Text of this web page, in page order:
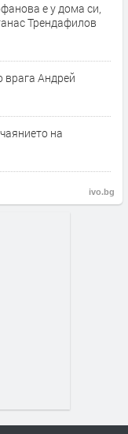
е у дома си,
Трендафилов
врага Андрей
на
ivo.bg